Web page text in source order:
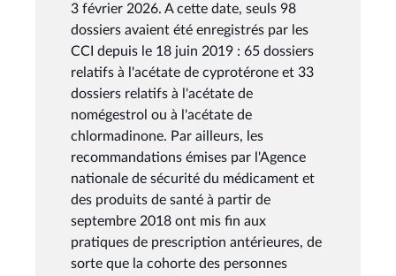
3 février 2026. A cette date, seuls 98
dossiers avaient été enregistrés par les
CCI depuis le 18 juin 2019 : 65 dossiers
relatifs à l'acétate de cyprotérone et 33
dossiers relatifs à l'acétate de
nomégestrol ou à l'acétate de
chlormadinone. Par ailleurs, les
recommandations émises par l'Agence
nationale de sécurité du médicament et
des produits de santé à partir de
septembre 2018 ont mis fin aux
pratiques de prescription antérieures, de
sorte que la cohorte des personnes